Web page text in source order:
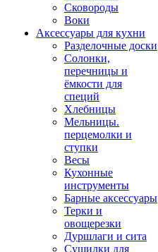
Сковороды
Воки
Аксессуары для кухни
Разделочные доски
Солонки,
перечницы и
ёмкости для
специй
Хлебницы
Мельницы.
перцемолки и
ступки
Весы
Кухонные
инструменты
Барные аксессуары
Терки и
овощерезки
Дуршлаги и сита
Сушилки для